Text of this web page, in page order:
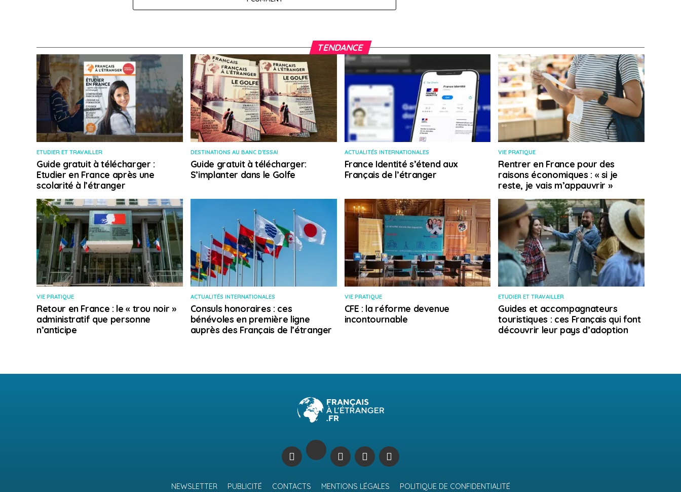
TENDANCE
ETUDIER ET TRAVAILLER
Guide gratuit à télécharger :
Etudier en France après une
scolarité à l’étranger
DESTINATIONS AU BANC D'ESSAI
Guide gratuit à télécharger:
S’implanter dans le Golfe
ACTUALITÉS INTERNATIONALES
France Identité s’étend aux
Français de l’étranger
VIE PRATIQUE
Rentrer en France pour des
raisons économiques : « si je
reste, je vais m’appauvrir »
VIE PRATIQUE
Retour en France : le « trou noir »
administratif que personne
n’anticipe
ACTUALITÉS INTERNATIONALES
Consuls honoraires : ces
bénévoles en première ligne
auprès des Français de l’étranger
VIE PRATIQUE
CFE : la réforme devenue
incontournable
ETUDIER ET TRAVAILLER
Guides et accompagnateurs
touristiques : ces Français qui font
découvrir leur pays d’adoption
NEWSLETTER PUBLICITÉ CONTACTS MENTIONS LÉGALES POLITIQUE DE CONFIDENTIALITÉ